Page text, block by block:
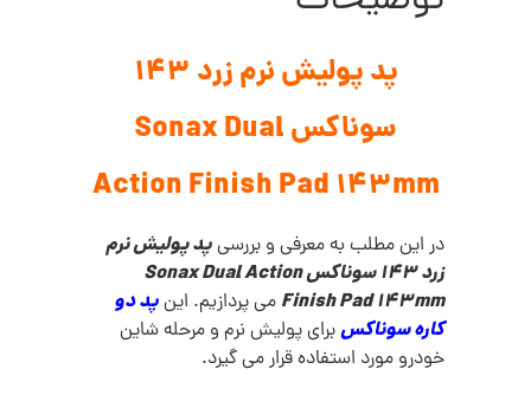
پد پولیش نرم زرد 143
سوناکس Sonax Dual
Action Finish Pad 143mm
در این مطلب به معرفی و بررسیپد پولیش نرم
زرد 143 سوناکس Sonax Dual Action
Finish Pad 143mm می پردازیم. اینپد دو
کاره سوناکسبرای پولیش نرم و مرحله شاین
خودرو مورد استفاده قرار می گیرد.